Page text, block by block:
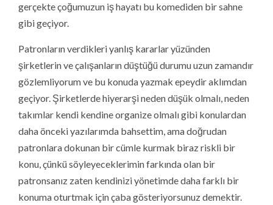
gerçekte çoğumuzun iş hayatı bu komediden bir sahne
gibi geçiyor.
Patronların verdikleri yanlış kararlar yüzünden
şirketlerin ve çalışanların düştüğü durumu uzun zamandır
gözlemliyorum ve bu konuda yazmak epeydir aklımdan
geçiyor. Şirketlerde hiyerarşi neden düşük olmalı, neden
takımlar kendi kendine organize olmalı gibi konulardan
daha önceki yazılarımda bahsettim, ama doğrudan
patronlara dokunan bir cümle kurmak biraz riskli bir
konu, çünkü söyleyeceklerimin farkında olan bir
patronsanız zaten kendinizi yönetimde daha farklı bir
konuma oturtmak için çaba gösteriyorsunuz demektir.